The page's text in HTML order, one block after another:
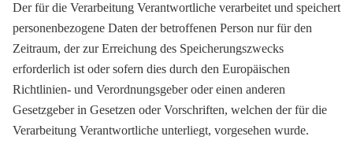
Der für die Verarbeitung Verantwortliche verarbeitet und speichert
personenbezogene Daten der betroffenen Person nur für den
Zeitraum, der zur Erreichung des Speicherungszwecks
erforderlich ist oder sofern dies durch den Europäischen
Richtlinien- und Verordnungsgeber oder einen anderen
Gesetzgeber in Gesetzen oder Vorschriften, welchen der für die
Verarbeitung Verantwortliche unterliegt, vorgesehen wurde.